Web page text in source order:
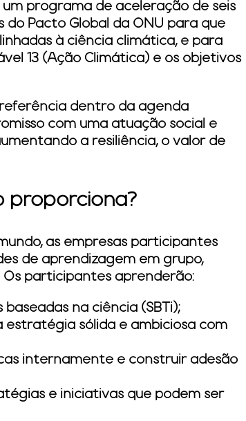
um programa de aceleração de seis
Pacto Global da ONU para que
à ciência climática, e para
13 (Ação Climática) e os objetivos
dentro da agenda
com uma atuação social e
a resiliência, o valor de
proporciona?
as empresas participantes
de aprendizagem em grupo,
participantes aprenderão:
na ciência (SBTi);
estratégia sólida e ambiciosa com
internamente e construir adesão
e iniciativas que podem ser